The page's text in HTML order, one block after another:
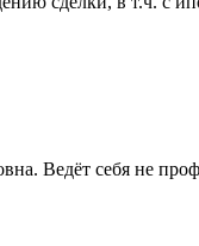
Ведёт себя не